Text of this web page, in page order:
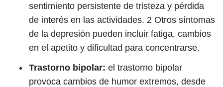
sentimiento persistente de tristeza y pérdida
de interés en las actividades. 2 Otros síntomas
de la depresión pueden incluir fatiga, cambios
en el apetito y dificultad para concentrarse.
Trastorno bipolar: el trastorno bipolar
provoca cambios de humor extremos, desde